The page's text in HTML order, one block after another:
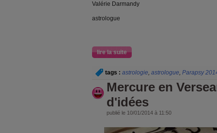
Valérie Darmandy
astrologue
lire la suite
tags : astrologie, astrologue, Parapsy
Mercure en
d'idées
publié le 10/01/2014 à 11:50